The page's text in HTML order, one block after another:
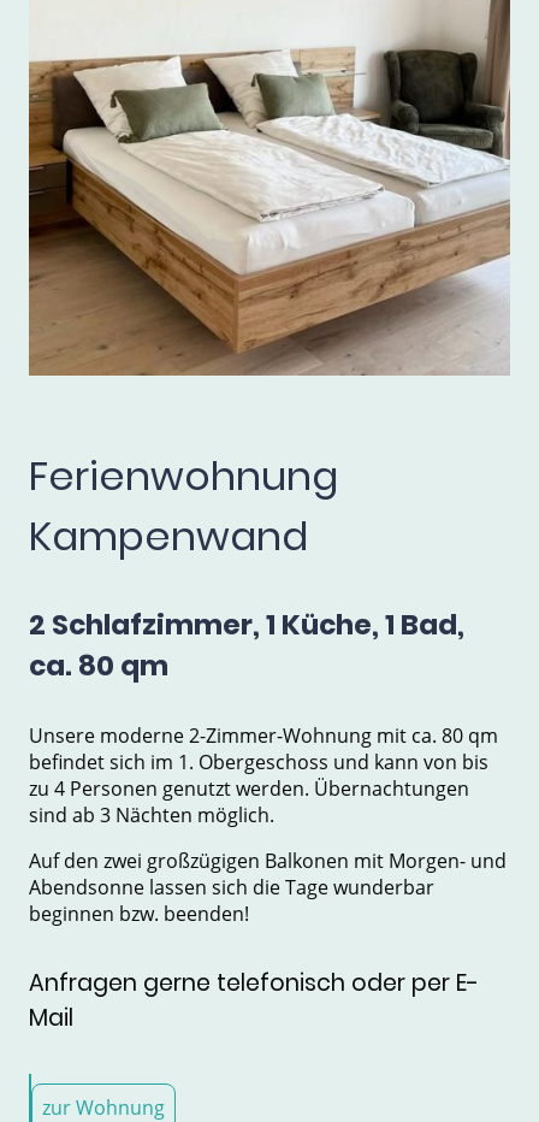
Ferienwohnung
Kampenwand
2 Schlafzimmer, 1 Küche, 1 Bad,
ca. 80 qm
Unsere moderne 2-Zimmer-Wohnung mit ca. 80 qm
befindet sich im 1. Obergeschoss und kann von bis
zu 4 Personen genutzt werden. Übernachtungen
sind ab 3 Nächten möglich.
Auf den zwei großzügigen Balkonen mit Morgen- und
Abendsonne lassen sich die Tage wunderbar
beginnen bzw. beenden!
Anfragen gerne telefonisch oder per E-
Mail
zur Wohnung